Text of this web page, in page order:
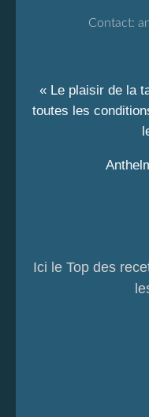
Contact:
« Le plaisir de la
toutes les
Ici le Top des